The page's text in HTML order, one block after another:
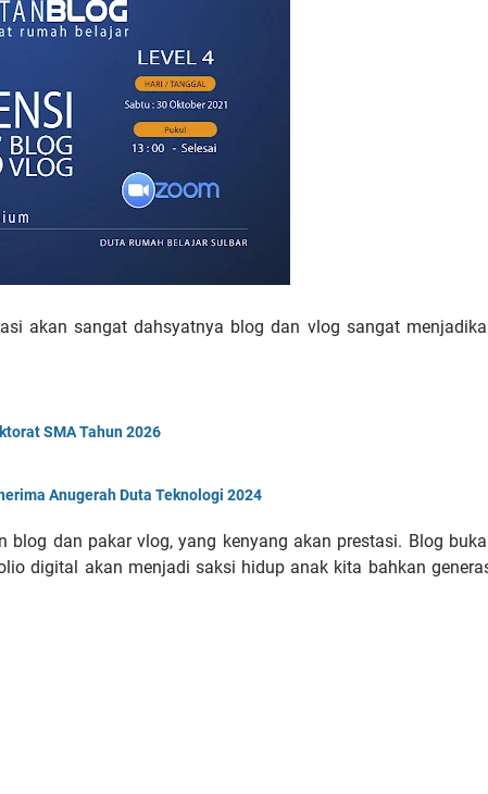
akan sangat dahsyatnya blog dan vlog sangat
SMA Tahun 2026
Anugerah Duta Teknologi 2024
dan pakar vlog, yang kenyang akan prestasi. Blog
digital akan menjadi saksi hidup anak kita bahkan